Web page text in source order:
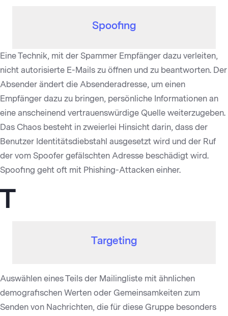
Spoofing
Eine Technik, mit der Spammer Empfänger dazu verleiten,
nicht autorisierte E-Mails zu öffnen und zu beantworten. Der
Absender ändert die Absenderadresse, um einen
Empfänger dazu zu bringen, persönliche Informationen an
eine anscheinend vertrauenswürdige Quelle weiterzugeben.
Das Chaos besteht in zweierlei Hinsicht darin, dass der
Benutzer Identitätsdiebstahl ausgesetzt wird und der Ruf
der vom Spoofer gefälschten Adresse beschädigt wird.
Spoofing geht oft mit Phishing-Attacken einher.
T
Targeting
Auswählen eines Teils der Mailingliste mit ähnlichen
demografischen Werten oder Gemeinsamkeiten zum
Senden von Nachrichten, die für diese Gruppe besonders